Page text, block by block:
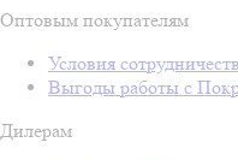
Оптовым покупателям
Условия
Выгоды работы с
Дилерам